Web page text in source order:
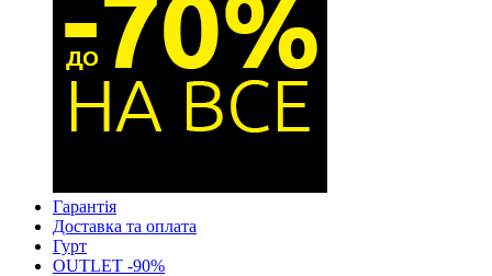
Гарантія
Доставка та оплата
Гурт
OUTLET -90%